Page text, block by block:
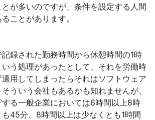
が多いのですが、条件を設定する人間
ことがあります。
記録された勤務時間から休憩時間の1時
う処理があったとして、それを労働時
用してしまったらそれはソフトウェア
ういう会社もあるかも知れませんが、
る一般企業においては6時間以上8時
45分、8時間以上は少なくとも1時間